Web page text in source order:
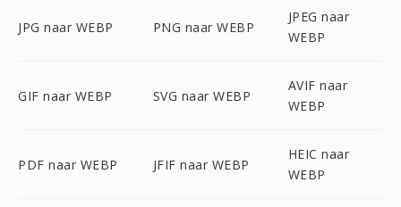
JPG naar WEBP PNG naar WEBP
JPEG naar
WEBP
GIF naar WEBP SVG naar WEBP
AVIF naar
WEBP
PDF naar WEBP JFIF naar WEBP
HEIC naar
WEBP